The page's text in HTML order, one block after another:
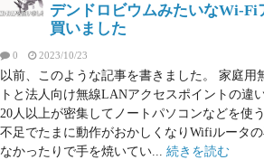
デンドロビウムみたいなWi-Fi
買いました
0 2023/10/23
以前、このような記事を書きました。 家庭用
トと法人向け無線LANアクセスポイントの違
20人以上が密集してノートパソコンなどを使
不足でたまに動作がおかしくなりWifiルータ
なかったりで手を焼いてい... 続きを読む